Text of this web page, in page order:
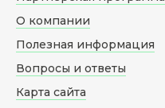
О компании
Полезная информация
Вопросы и ответы
Карта сайта